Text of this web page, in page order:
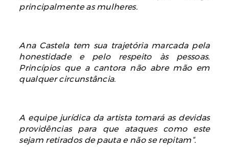
principalmente as mulheres.
Ana Castela tem sua trajetória marcada pela
honestidade e pelo respeito às pessoas.
Princípios que a cantora não abre mão em
qualquer circunstância.
A equipe jurídica da artista tomará as devidas
providências para que ataques como este
sejam retirados de pauta e não se repitam“.